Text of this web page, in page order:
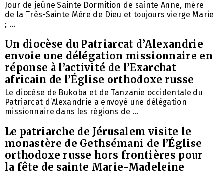
Jour de jeûne Sainte Dormition de sainte Anne, mère
de la Très-Sainte Mère de Dieu et toujours vierge Marie
; ...
Un diocèse du Patriarcat d’Alexandrie
envoie une délégation missionnaire en
réponse à l’activité de l’Exarchat
africain de l’Église orthodoxe russe
Le diocèse de Bukoba et de Tanzanie occidentale du
Patriarcat d’Alexandrie a envoyé une délégation
missionnaire dans les régions de ...
Le patriarche de Jérusalem visite le
monastère de Gethsémani de l’Église
orthodoxe russe hors frontières pour
la fête de sainte Marie-Madeleine